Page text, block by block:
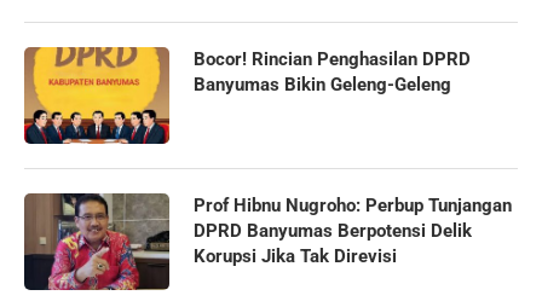
Bocor! Rincian Penghasilan DPRD
Banyumas Bikin Geleng-Geleng
Prof Hibnu Nugroho: Perbup Tunjangan
DPRD Banyumas Berpotensi Delik
Korupsi Jika Tak Direvisi